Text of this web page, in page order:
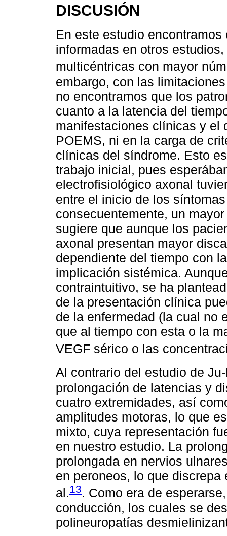
DISCUSIÓN
En este estudio
informadas en otros
multicéntricas con mayor
embargo, con las
no encontramos que los
cuanto a la latencia del
manifestaciones clínicas y el
POEMS, ni en la carga de
clínicas del síndrome. Esto
trabajo inicial, pues
electrofisiológico axonal
entre el inicio de los
consecuentemente, un
sugiere que aunque los
axonal presentan mayor
dependiente del tiempo con
implicación sistémica.
contraintuitivo, se ha
de la presentación clínica
de la enfermedad (la cual no
que al tiempo con esta o la
VEGF sérico o las
Al contrario del estudio de
prolongación de latencias y
cuatro extremidades, así
amplitudes motoras, lo que
mixto, cuya representación
en nuestro estudio. La
prolongada en nervios
en peroneos, lo que
al.13. Como era de
conducción, los cuales se
polineuropatías